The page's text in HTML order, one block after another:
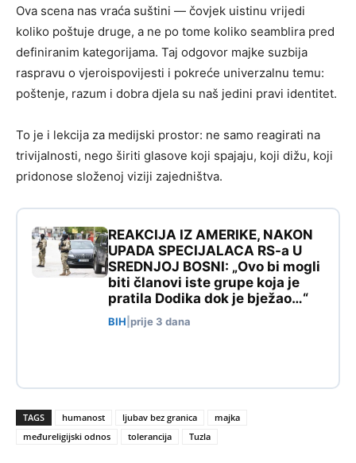
Ova scena nas vraća suštini — čovjek uistinu vrijedi
koliko poštuje druge, a ne po tome koliko seamblira pred
definiranim kategorijama. Taj odgovor majke suzbija
raspravu o vjeroispovijesti i pokreće univerzalnu temu:
poštenje, razum i dobra djela su naš jedini pravi identitet.
To je i lekcija za medijski prostor: ne samo reagirati na
trivijalnosti, nego širiti glasove koji spajaju, koji dižu, koji
pridonose složenoj viziji zajedništva.
REAKCIJA IZ AMERIKE, NAKON
UPADA SPECIJALACA RS-a U
SREDNJOJ BOSNI: „Ovo bi mogli
biti članovi iste grupe koja je
pratila Dodika dok je bježao…“
BIH prije 3 dana
TAGS humanost ljubav bez granica
majka
međureligijski odnos
tolerancija Tuzla